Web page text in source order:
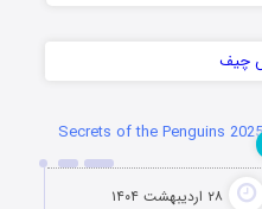
۲۸ اردیبهشت ۱۴۰۴